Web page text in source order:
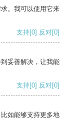
。我可以使用它来
支持[0] 反对[0]
妥善解决，让我能
支持[0] 反对[0]
如能够支持更多地